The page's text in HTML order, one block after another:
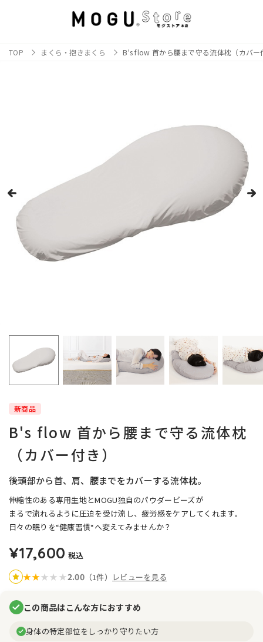
TOP まくら・抱きまくら B's flow 首から腰まで守る流体枕（カバー
新商品
B's flow 首から腰まで守る流体枕
（カバー付き）
後頭部から首、肩、腰までをカバーする流体枕。
伸縮性のある専用生地とMOGU独自のパウダービーズが
まるで流れるように圧迫を受け流し、疲労感をケアしてくれます。
日々の眠りを“健康習慣“へ変えてみませんか？
¥17,600 税込
★★★★ ★2.00（1件） レビューを見る
この商品はこんな方におすすめ
身体の特定部位をしっかり守りたい方